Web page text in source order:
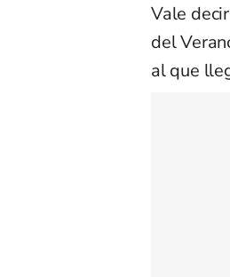
Vale
del
al que